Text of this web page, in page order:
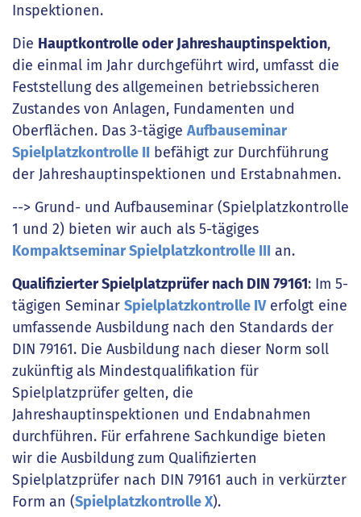
Inspektionen.
Die Hauptkontrolle oder Jahreshauptinspektion,
die einmal im Jahr durchgeführt wird, umfasst die
Feststellung des allgemeinen betriebssicheren
Zustandes von Anlagen, Fundamenten und
Oberflächen. Das 3-tägige Aufbauseminar
Spielplatzkontrolle II befähigt zur Durchführung
der Jahreshauptinspektionen und Erstabnahmen.
--> Grund- und Aufbauseminar (Spielplatzkontrolle
1 und 2) bieten wir auch als 5-tägiges
Kompaktseminar Spielplatzkontrolle III an.
Qualifizierter Spielplatzprüfer nach DIN 79161: Im 5-
tägigen Seminar Spielplatzkontrolle IVerfolgt eine
umfassende Ausbildung nach den Standards der
DIN 79161. Die Ausbildung nach dieser Norm soll
zukünftig als Mindestqualifikation für
Spielplatzprüfer gelten, die
Jahreshauptinspektionen und Endabnahmen
durchführen. Für erfahrene Sachkundige bieten
wir die Ausbildung zum Qualifizierten
Spielplatzprüfer nach DIN 79161 auch in verkürzter
Form an (Spielplatzkontrolle X).